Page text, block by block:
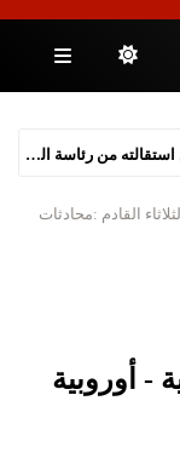
ستارمر يعلن استقالته من رئاسة الحكومة البريطانية
الثلاثاء القادم :محادثات
- أوروبية